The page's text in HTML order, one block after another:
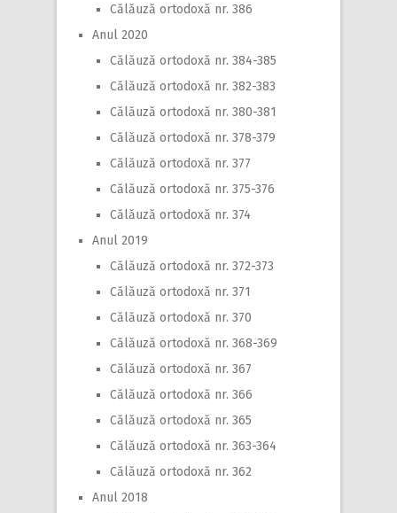
Călăuză ortodoxă nr. 386
Anul 2020
Călăuză ortodoxă nr. 384-385
Călăuză ortodoxă nr. 382-383
Călăuză ortodoxă nr. 380-381
Călăuză ortodoxă nr. 378-379
Călăuză ortodoxă nr. 377
Călăuză ortodoxă nr. 375-376
Călăuză ortodoxă nr. 374
Anul 2019
Călăuză ortodoxă nr. 372-373
Călăuză ortodoxă nr. 371
Călăuză ortodoxă nr. 370
Călăuză ortodoxă nr. 368-369
Călăuză ortodoxă nr. 367
Călăuză ortodoxă nr. 366
Călăuză ortodoxă nr. 365
Călăuză ortodoxă nr. 363-364
Călăuză ortodoxă nr. 362
Anul 2018